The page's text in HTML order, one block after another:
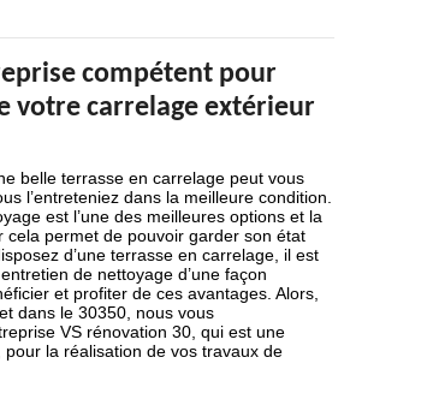
compétent pour
votre carrelage extérieur
belle terrasse en carrelage peut vous
l’entreteniez dans la meilleure condition.
est l’une des meilleures options et la
permet de pouvoir garder son état
d’une terrasse en carrelage, il est
de nettoyage d’une façon
et profiter de ces avantages. Alors,
dans le 30350, nous vous
VS rénovation 30, qui est une
la réalisation de vos travaux de